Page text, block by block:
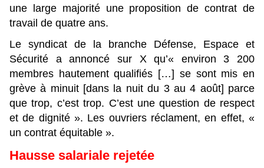
une large majorité une proposition de contrat de
travail de quatre ans.
Le syndicat de la branche Défense, Espace et
Sécurité a annoncé sur X qu’« environ 3 200
membres hautement qualifiés […] se sont mis en
grève à minuit [dans la nuit du 3 au 4 août] parce
que trop, c’est trop. C’est une question de respect
et de dignité ». Les ouvriers réclament, en effet, «
un contrat équitable ».
Hausse salariale rejetée